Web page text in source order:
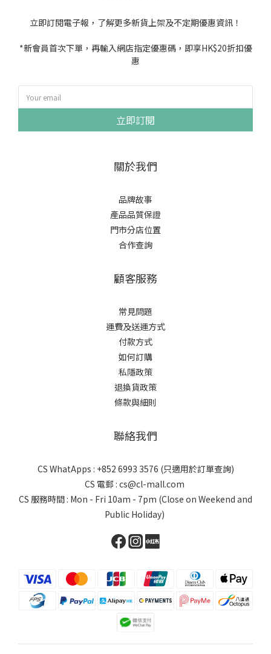
立即訂閱電子報，了解更多新貨上架及不定期優惠資訊！
*新會員首次下單，再輸入網店指定優惠碼，即享HK$20折扣優
惠
立即訂閱
關於我們
品牌故事
產品品質保證
門市分店位置
合作查詢
顧客服務
常見問題
運費及送運方式
付款方式
如何訂購
私隱政策
退換貨政策
條款與細則
聯絡我們
CS WhatApps : +852 6993 3576 (只適用於訂單查詢)
CS 電郵 : cs@cl-mall.com
CS 服務時間 : Mon - Fri 10am - 7pm (Close on Weekend and
Public Holiday)